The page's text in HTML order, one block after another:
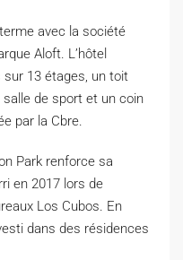
avec la société
Aloft. L’hôtel
13 étages, un toit
de sport et un coin
par la Cbre.
Park renforce sa
en 2017 lors de
Los Cubos. En
dans des résidences